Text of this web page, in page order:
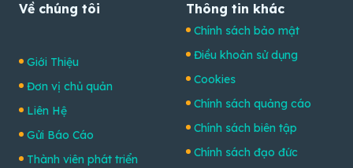
Về chúng tôi
Giới Thiệu
Đơn vị chủ quản
Liên Hệ
Gửi Báo Cáo
Thành viên phát triển
Thông tin khác
Chính sách bảo mật
Điều khoản sử dụng
Cookies
Chính sách quảng cáo
Chính sách biên tập
Chính sách đạo đức